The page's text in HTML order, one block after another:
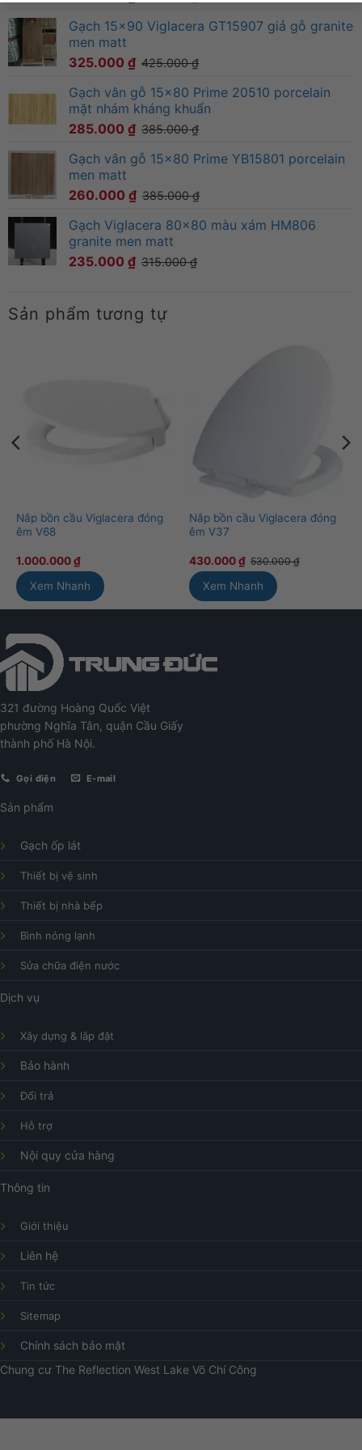
Gạch 15x90 Viglacera GT15907 giả gỗ granite
men matt
325.000 ₫ 425.000₫
Gạch vân gỗ 15x80 Prime 20510 porcelain
mặt nhám kháng khuẩn
285.000 ₫ 385.000₫
Gạch vân gỗ 15x80 Prime YB15801 porcelain
men matt
260.000 ₫ 385.000₫
Gạch Viglacera 80x80 màu xám HM806
granite men matt
235.000 ₫ 315.000₫
Sản phẩm tương tự
Nắp bồn cầu Viglacera đóng
êm V68
1.000.000₫
Xem Nhanh
Nắp bồn cầu Viglacera đóng
êm V37
430.000₫ 530.000₫
Xem Nhanh
321 đường Hoàng Quốc Việt
phường Nghĩa Tân, quận Cầu Giấy
thành phố Hà Nội.
Gọi điện E-mail
Sản phẩm
Gạch ốp lát
Thiết bị vệ sinh
Thiết bị nhà bếp
Bình nóng lạnh
Sửa chữa điện nước
Dịch vụ
Xây dựng & lắp đặt
Bảo hành
Đổi trả
Hỗ trợ
Nội quy cửa hàng
Thông tin
Giới thiệu
Liên hệ
Tin tức
Sitemap
Chính sách bảo mật
Chung cư The Reflection West Lake Võ Chí Công